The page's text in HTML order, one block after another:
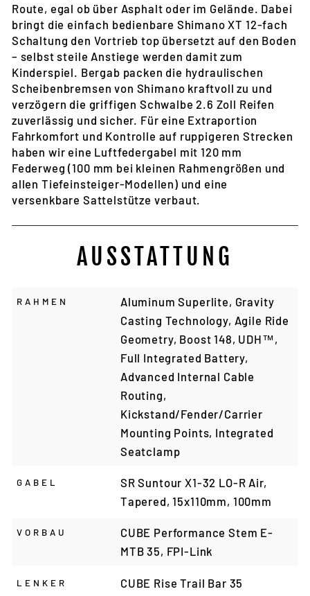
Route, egal ob über Asphalt oder im Gelände. Dabei
bringt die einfach bedienbare Shimano XT 12-fach
Schaltung den Vortrieb top übersetzt auf den Boden
– selbst steile Anstiege werden damit zum
Kinderspiel. Bergab packen die hydraulischen
Scheibenbremsen von Shimano kraftvoll zu und
verzögern die griffigen Schwalbe 2.6 Zoll Reifen
zuverlässig und sicher. Für eine Extraportion
Fahrkomfort und Kontrolle auf ruppigeren Strecken
haben wir eine Luftfedergabel mit 120 mm
Federweg (100 mm bei kleinen Rahmengrößen und
allen Tiefeinsteiger-Modellen) und eine
versenkbare Sattelstütze verbaut.
AUSSTATTUNG
RAHMEN
Aluminum Superlite, Gravity
Casting Technology, Agile Ride
Geometry, Boost 148, UDH™,
Full Integrated Battery,
Advanced Internal Cable
Routing,
Kickstand/Fender/Carrier
Mounting Points, Integrated
Seatclamp
GABEL
SR Suntour X1-32 LO-R Air,
Tapered, 15x110mm, 100mm
VORBAU
CUBE Performance Stem E-
MTB 35, FPI-Link
LENKER CUBE Rise Trail Bar 35